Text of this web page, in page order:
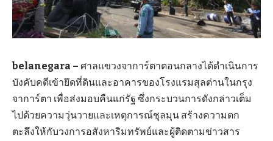
belanegara – ศาลแขวงจาการ์ตาตอนกลางได้ดำเนินการ
บังคับคดีเข้ายึดที่ดินและอาคารของโรงแรมสุลต่านในกรุง
จาการ์ตา เพื่อส่งมอบคืนแก่รัฐ ซึ่งกระบวนการดังกล่าวเต็ม
ไปด้วยความวุ่นวายและเหตุการณ์ชุลมุน สร้างความตก
ตะลึงให้กับวงการอสังหาริมทรัพย์และผู้ติดตามข่าวสาร